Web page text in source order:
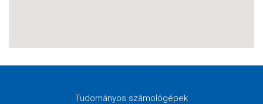
Tudományos számológépek